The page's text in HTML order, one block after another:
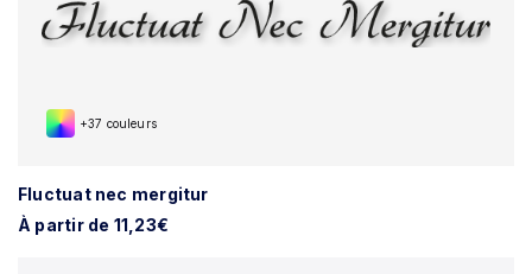
+37 couleurs
Fluctuat nec mergitur
À partir de 11,23€